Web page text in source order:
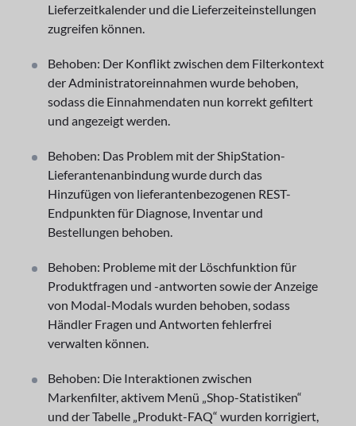
Lieferzeitkalender und die Lieferzeiteinstellungen
zugreifen können.
Behoben: Der Konflikt zwischen dem Filterkontext
der Administratoreinnahmen wurde behoben,
sodass die Einnahmendaten nun korrekt gefiltert
und angezeigt werden.
Behoben: Das Problem mit der ShipStation-
Lieferantenanbindung wurde durch das
Hinzufügen von lieferantenbezogenen REST-
Endpunkten für Diagnose, Inventar und
Bestellungen behoben.
Behoben: Probleme mit der Löschfunktion für
Produktfragen und -antworten sowie der Anzeige
von Modal-Modals wurden behoben, sodass
Händler Fragen und Antworten fehlerfrei
verwalten können.
Behoben: Die Interaktionen zwischen
Markenfilter, aktivem Menü „Shop-Statistiken“
und der Tabelle „Produkt-FAQ“ wurden korrigiert,